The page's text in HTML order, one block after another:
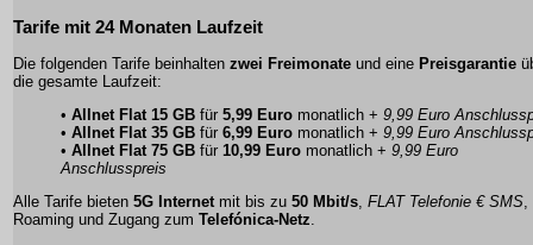
Tarife mit 24 Monaten Laufzeit
Die folgenden Tarife beinhalten zwei Freimonate und eine Preisgarantie
die gesamte Laufzeit:
• Allnet Flat 15 GB für 5,99 Euro monatlich + 9,99 Euro
• Allnet Flat 35 GB für 6,99 Euro monatlich + 9,99 Euro
• Allnet Flat 75 GB für 10,99 Euro monatlich + 9,99 Euro
Anschlusspreis
Alle Tarife bieten 5G Internet mit bis zu 50 Mbit/s FLAT Telefonie € SMS
Roaming und Zugang zum Telefónica-Netz